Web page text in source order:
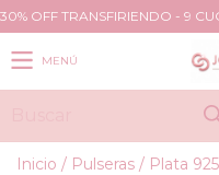
30% OFF TRANSFIRIENDO - 9
MENÚ
Inicio / Pulseras / Plata 925